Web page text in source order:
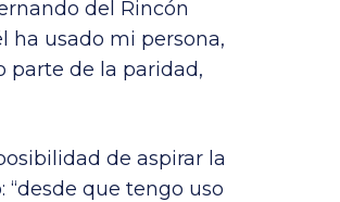
del Rincón
ha usado mi persona,
parte de la paridad,
de aspirar la
que tengo uso